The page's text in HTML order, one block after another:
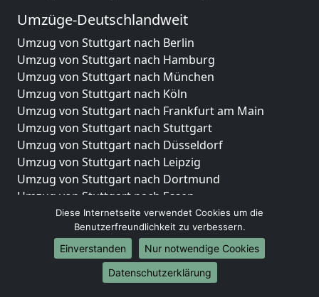
Umzüge-Deutschlandweit
Umzug von Stuttgart nach Berlin
Umzug von Stuttgart nach Hamburg
Umzug von Stuttgart nach München
Umzug von Stuttgart nach Köln
Umzug von Stuttgart nach Frankfurt am Main
Umzug von Stuttgart nach Stuttgart
Umzug von Stuttgart nach Düsseldorf
Umzug von Stuttgart nach Leipzig
Umzug von Stuttgart nach Dortmund
Umzug von Stuttgart nach Essen
Umzug von Stuttgart nach Bremen
Umzug von Stuttgart nach Dresden
Umzug von Stuttgart nach Hannover
Umzug von Stuttgart nach Nürnberg
Umzug von Stuttgart nach Duisburg
Diese Internetseite verwendet Cookies um die
Benutzerfreundlichkeit zu verbessern.
Einverstanden
Nur notwendige Cookies
Datenschutzerklärung